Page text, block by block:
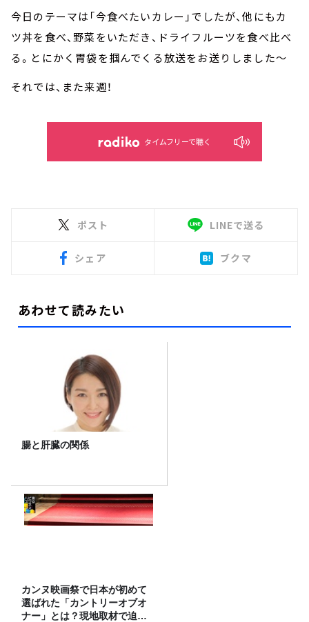
今日のテーマは「今食べたいカレー」でしたが、他にもカ
ツ丼を食べ、野菜をいただき、ドライフルーツを食べ比べ
る。とにかく胃袋を掴んでくる放送をお送りしました～
それでは、また来週！
タイムフリーで聴く
ポスト LINEで送る
シェア ブクマ
あわせて読みたい
腸と肝臓の関係
カンヌ映画祭で日本が初めて
選ばれた「カントリーオブオ
ナー」とは？現地取材で迫る